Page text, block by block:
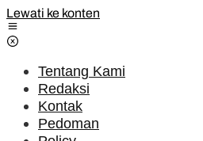
Lewati ke konten
Tentang Kami
Redaksi
Kontak
Pedoman